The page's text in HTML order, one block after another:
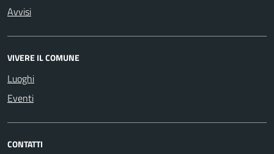
Avvisi
VIVERE IL COMUNE
Luoghi
Eventi
CONTATTI